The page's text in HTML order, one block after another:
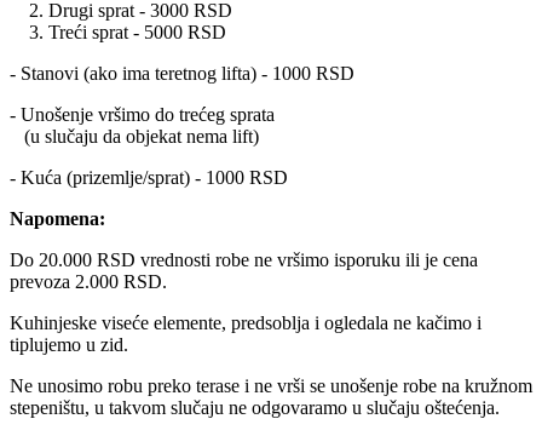
2. Drugi sprat - 3000 RSD
3. Treći sprat - 5000 RSD
- Stanovi (ako ima teretnog lifta) - 1000 RSD
- Unošenje vršimo do trećeg sprata
(u slučaju da objekat nema lift)
- Kuća (prizemlje/sprat) - 1000 RSD
Napomena:
Do 20.000 RSD vrednosti robe ne vršimo isporuku ili je cena
prevoza 2.000 RSD.
Kuhinjeske viseće elemente, predsoblja i ogledala ne kačimo i
tiplujemo u zid.
Ne unosimo robu preko terase i ne vrši se unošenje robe na kružnom
stepeništu, u takvom slučaju ne odgovaramo u slučaju oštećenja.